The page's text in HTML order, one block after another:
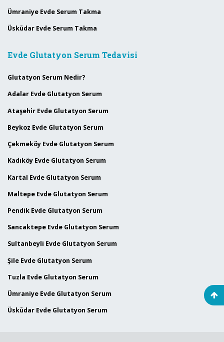
Ümraniye Evde Serum Takma
Üsküdar Evde Serum Takma
Evde Glutatyon Serum Tedavisi
Glutatyon Serum Nedir?
Adalar Evde Glutatyon Serum
Ataşehir Evde Glutatyon Serum
Beykoz Evde Glutatyon Serum
Çekmeköy Evde Glutatyon Serum
Kadıköy Evde Glutatyon Serum
Kartal Evde Glutatyon Serum
Maltepe Evde Glutatyon Serum
Pendik Evde Glutatyon Serum
Sancaktepe Evde Glutatyon Serum
Sultanbeyli Evde Glutatyon Serum
Şile Evde Glutatyon Serum
Tuzla Evde Glutatyon Serum
Ümraniye Evde Glutatyon Serum
Üsküdar Evde Glutatyon Serum